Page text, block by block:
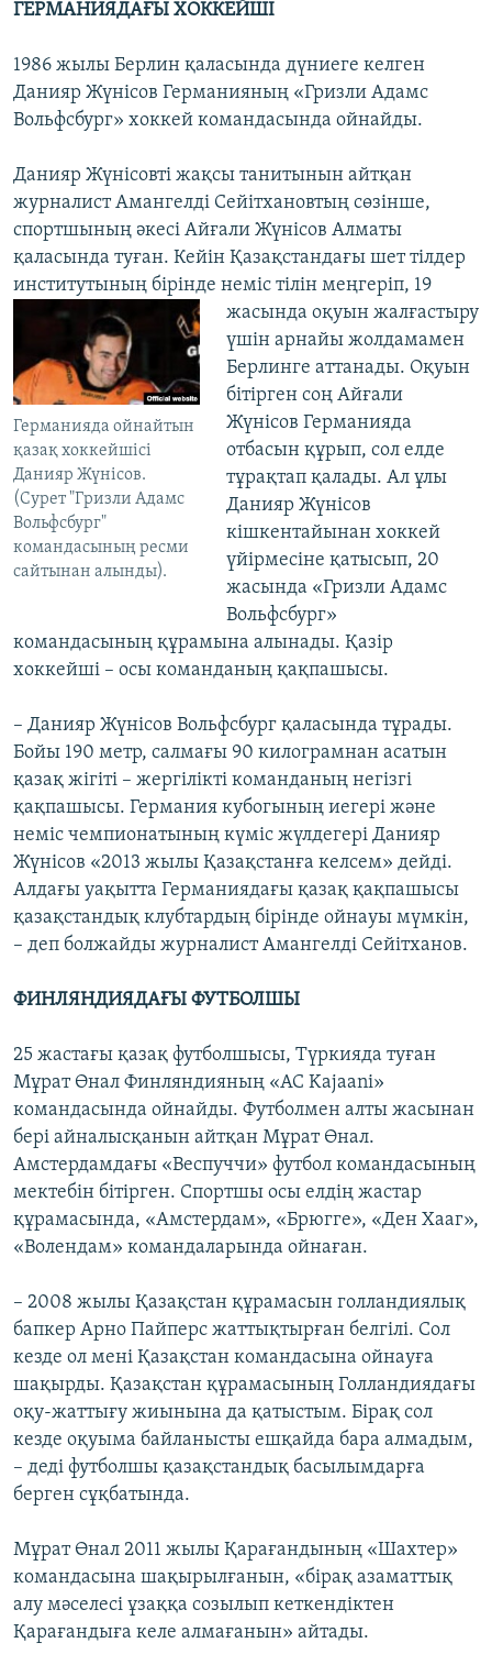
ГЕРМАНИЯДАҒЫ ХОККЕЙШІ
1986 жылы Берлин қаласында дүниеге келген
Данияр Жүнісов Германияның «Гризли Адамс
Вольфсбург» хоккей командасында ойнайды.
Данияр Жүнісовті жақсы танитынын айтқан
журналист Амангелді Сейітхановтың сөзінше,
спортшының әкесі Айғали Жүнісов Алматы
қаласында туған. Кейін Қазақстандағы шет тілдер
институтының бірінде неміс тілін меңгеріп, 19
жасында
Германияда ойнайтын
қазақ хоккейшісі
Данияр Жүнісов.
(Сурет "Гризли Адамс
Вольфсбург"
командасының ресми
сайтынан алынды).
оқуын жалғастыру
үшін арнайы жолдамамен
Берлинге аттанады. Оқуын
бітірген соң Айғали
Жүнісов Германияда
отбасын құрып, сол елде
тұрақтап қалады. Ал ұлы
Данияр Жүнісов
кішкентайынан хоккей
үйірмесіне қатысып, 20
жасында «Гризли Адамс
Вольфсбург»
командасының құрамына алынады. Қазір
хоккейші – осы команданың қақпашысы.
– Данияр Жүнісов Вольфсбург қаласында тұрады.
Бойы 190 метр, салмағы 90 килограмнан асатын
қазақ жігіті – жергілікті команданың негізгі
қақпашысы. Германия кубогының иегері және
неміс чемпионатының күміс жүлдегері Данияр
Жүнісов «2013 жылы Қазақстанға келсем» дейді.
Алдағы уақытта Германиядағы қазақ қақпашысы
қазақстандық клубтардың бірінде ойнауы мүмкін,
– деп болжайды журналист Амангелді Сейітханов.
ФИНЛЯНДИЯДАҒЫ ФУТБОЛШЫ
25 жастағы қазақ футболшысы, Түркияда туған
Мұрат Өнал Финляндияның «AC Kajaani»
командасында ойнайды. Футболмен алты жасынан
бері айналысқанын айтқан Мұрат Өнал.
Амстердамдағы «Веспуччи» футбол командасының
мектебін бітірген. Спортшы осы елдің жастар
құрамасында, «Амстердам», «Брюгге», «Ден Хааг»,
«Волендам» командаларында ойнаған.
– 2008 жылы Қазақстан құрамасын голландиялық
бапкер Арно Пайперс жаттықтырған белгілі. Сол
кезде ол мені Қазақстан командасына ойнауға
шақырды. Қазақстан құрамасының Голландиядағы
оқу-жаттығу жиынына да қатыстым. Бірақ сол
кезде оқуыма байланысты ешқайда бара алмадым,
– деді футболшы қазақстандық басылымдарға
берген сұқбатында.
Мұрат Өнал 2011 жылы Қарағандының «Шахтер»
командасына шақырылғанын, «бірақ азаматтық
алу мәселесі ұзаққа созылып кеткендіктен
Қарағандыға келе алмағанын» айтады.